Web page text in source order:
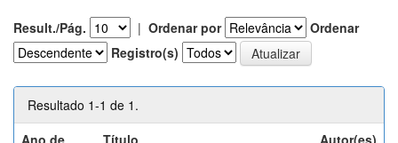
Result./Pág. | Ordenar por
Ordenar
Registro(s)
Resultado 1-1 de 1.
Ano de
Título Autor(es)